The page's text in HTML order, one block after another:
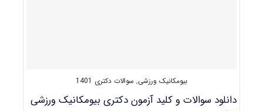
بیومکانیک ورزشی, سوالات دکتری 1401
دانلود سوالات و کلید آزمون دکتری بیومکانیک ورزشی